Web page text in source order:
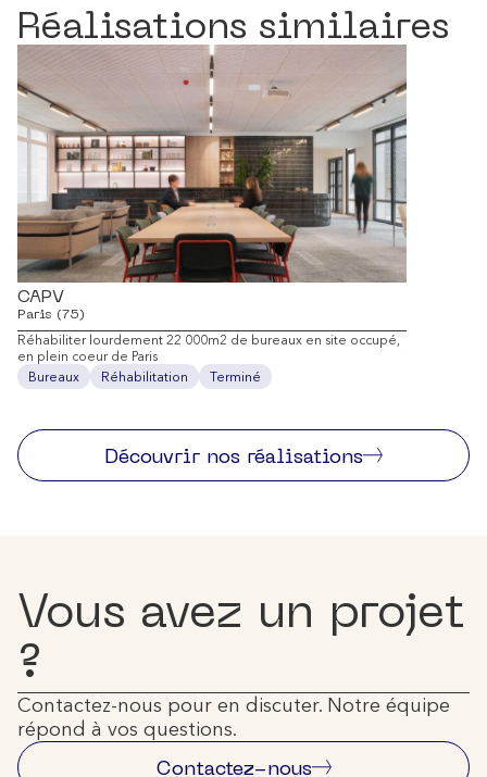
Réalisations similaires
CAPV
Paris (75)
Réhabiliter lourdement 22 000m2 de bureaux en site occupé,
en plein coeur de Paris
Bureaux
Réhabilitation Terminé
Découvrir nos réalisations
Vous avez un projet
?
Contactez-nous
Contactez-nous pour en discuter. Notre équipe
répond à vos questions.